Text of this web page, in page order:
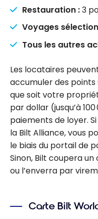
points sur votre
Restauration :3
Voyages
Tous les autres
Les locataires
accumuler des points
que soit votre
par dollar (jusqu’à
paiements de loyer.
la Bilt Alliance, vous
le biais du portail de
Sinon, Bilt coupera
ou l’enverra par
Carte Bilt